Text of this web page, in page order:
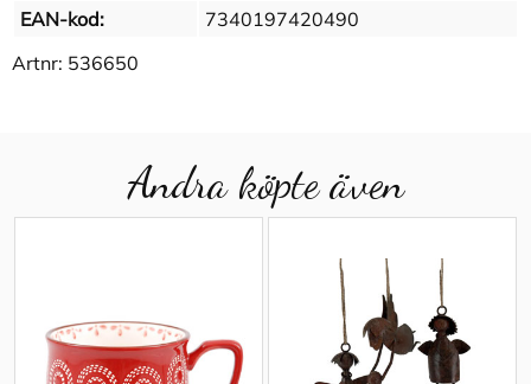
EAN-kod:
7340197420490
Artnr: 536650
Andra köpte även